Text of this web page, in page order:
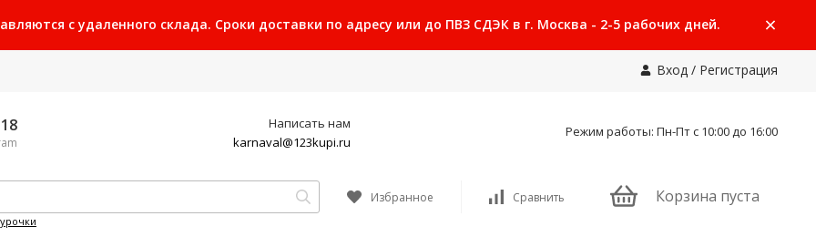
с удаленного склада. Сроки доставки по адресу или до ПВЗ СДЭК в г. Москва - 2-5 рабочих дней.
Вход / Регистрация
Написать нам
karnaval@123kupi.ru
Режим работы: Пн-Пт с 10:00 до 16:00
Избранное Сравнить Корзина пуста